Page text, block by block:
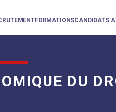
FORMATIONSCANDIDATS
DU